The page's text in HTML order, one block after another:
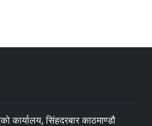
कार्यालय, सिंहदरबार काठमाण्डौ